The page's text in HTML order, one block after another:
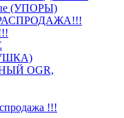
(УПОРЫ)
OGR,
!!!